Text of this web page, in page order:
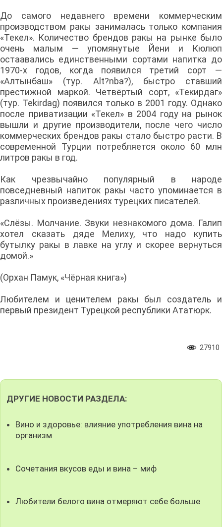
До самого недавнего времени коммерческим
производством ракы занималась только компания
«Текел». Количество брендов ракы на рынке было
очень малым — упомянутые Йени и Кюлюп
остаавались единственными сортами напитка до
1970-х годов, когда появился третий сорт —
«Алтынбаш» (тур. Alt?nba?), быстро ставший
престижной маркой. Четвёртый сорт, «Текирдаг»
(тур. Tekirdag) появился только в 2001 году. Однако
после приватизации «Текел» в 2004 году на рынок
вышли и другие производители, после чего число
коммерческих брендов ракы стало быстро расти. В
современной Турции потребляется около 60 млн
литров ракы в год.
Как чрезвычайно популярный в народе
повседневный напиток ракы часто упоминается в
различных произведениях турецких писателей.
«Слёзы. Молчание. Звуки незнакомого дома. Галип
хотел сказать дяде Мелиху, что надо купить
бутылку ракы в лавке на углу и скорее вернуться
домой.»
(Орхан Памук, «Чёрная книга»)
Любителем и ценителем ракы был создатель и
первый президент Турецкой республики Ататюрк.
27910
ДРУГИЕ НОВОСТИ РАЗДЕЛА:
Вино и здоровье: влияние употребления вина на
организм
Сочетания вкусов еды и вина – миф
Любители белого вина отмеряют себе больше